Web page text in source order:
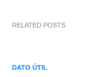
RELATED POSTS
DATO ÚTIL